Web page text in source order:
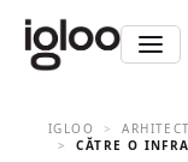
IGLOO
CĂTRE O